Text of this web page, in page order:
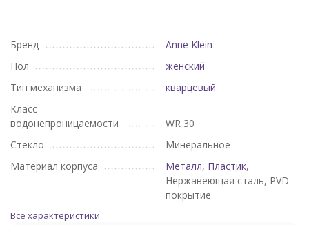
Бренд
Anne Klein
Пол
женский
Тип механизма
кварцевый
Класс
водонепроницаемости
WR 30
Стекло
Минеральное
Материал корпуса
Металл, Пластик,
Нержавеющая сталь, PVD
покрытие
Все характеристики